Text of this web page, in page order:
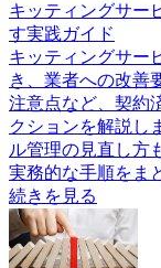
キッティングサー
す実践ガイド
キッティングサー
き、業者への改善
注意点など、契約
クションを解説し
ル管理の見直し方
実務的な手順をま
続きを見る